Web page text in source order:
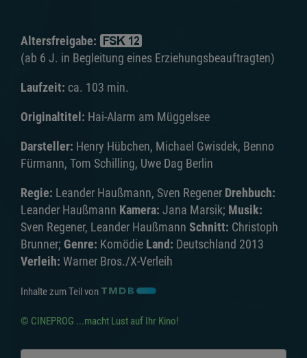
Altersfreigabe:
(ab 6 J. in Begleitung eines Erziehungsbeauftragten)
Laufzeit: ca. 103 min.
Originaltitel: Hai-Alarm am Müggelsee
Darsteller: Henry Hübchen, Michael Gwisdek, Benno
Fürmann, Tom Schilling, Uwe Dag Berlin
Regie: Leander Haußmann, Sven Regener Drehbuch:
Leander Haußmann Kamera: Jana Marsik; Musik:
Sven Regener, Leander Haußmann Schnitt: Christoph
Brunner; Genre: Komödie Land: Deutschland 2013
Verleih: Warner Bros./X-Verleih
Inhalte zum Teil von
© CINEPROG ...macht Lust auf Ihr Kino!